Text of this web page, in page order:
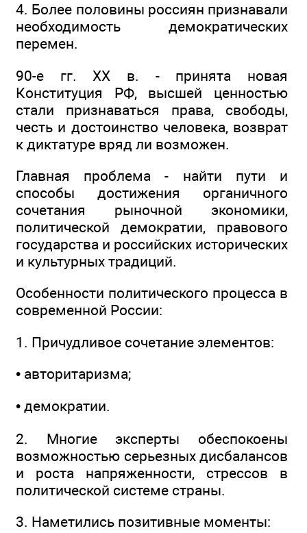
4. Более половины россиян признавали
необходимость демократических
перемен.
90-е гг. XX в. - принята новая
Конституция РФ, высшей ценностью
стали признаваться права, свободы,
честь и достоинство человека, возврат
к диктатуре вряд ли возможен.
Главная проблема - найти пути и
способы достижения органичного
сочетания рыночной экономики,
политической демократии, правового
государства и российских исторических
и культурных традиций.
Особенности политического процесса в
современной России:
1. Причудливое сочетание элементов:
• авторитаризма;
• демократии.
2. Многие эксперты обеспокоены
возможностью серьезных дисбалансов
и роста напряженности, стрессов в
политической системе страны.
3. Наметились позитивные моменты: